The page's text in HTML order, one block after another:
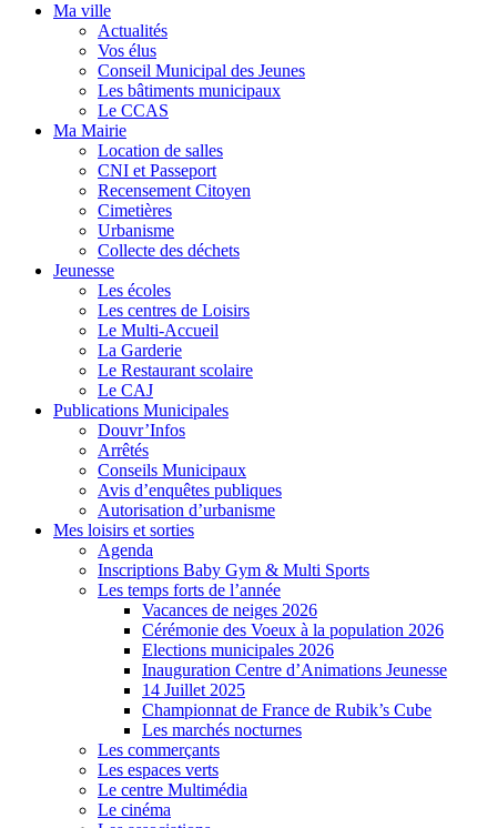
Ma ville
Actualités
Vos élus
Conseil Municipal des Jeunes
Les bâtiments municipaux
Le CCAS
Ma Mairie
Location de salles
CNI et Passeport
Recensement Citoyen
Cimetières
Urbanisme
Collecte des déchets
Jeunesse
Les écoles
Les centres de Loisirs
Le Multi-Accueil
La Garderie
Le Restaurant scolaire
Le CAJ
Publications Municipales
Douvr’Infos
Arrêtés
Conseils Municipaux
Avis d’enquêtes publiques
Autorisation d’urbanisme
Mes loisirs et sorties
Agenda
Inscriptions Baby Gym & Multi Sports
Les temps forts de l’année
Vacances de neiges 2026
Cérémonie des Voeux à la population 2026
Elections municipales 2026
Inauguration Centre d’Animations Jeunesse
14 Juillet 2025
Championnat de France de Rubik’s Cube
Les marchés nocturnes
Les commerçants
Les espaces verts
Le centre Multimédia
Le cinéma